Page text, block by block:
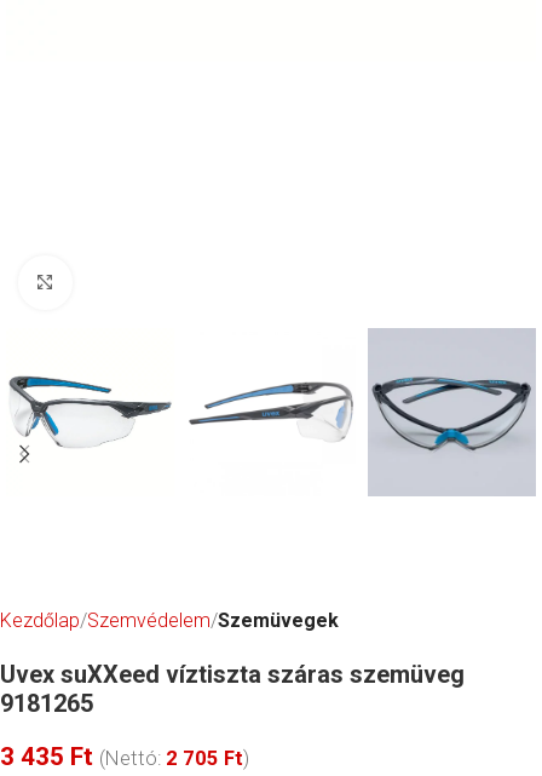
Kezdőlap Szemvédelem Szemüvegek
Uvex suXXeed víztiszta száras szemüveg
9181265
3 435 Ft (Nettó: 2 705 Ft)